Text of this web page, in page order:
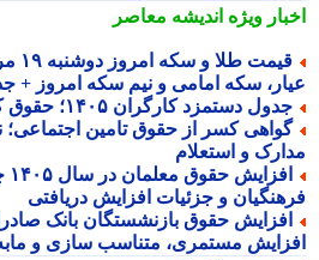
ویژهاندیشه معاصر
سکه امامی و نیم سکه امروز + جدول
دستمزد کارگران ۱۴۰۵؛ حقوق کارگران چقدر افزایش یافت؟
کسر از حقوق تامین اجتماعی؛ نحوه
و استعلام
افزایش
و جزئیات افزایش دریافتی
مستمری، متناسب سازی و مابه